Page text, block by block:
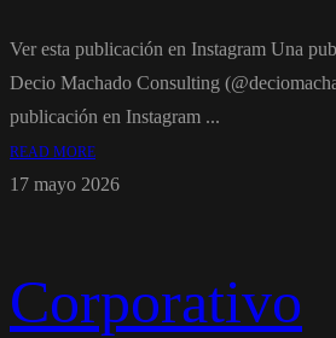
Ver esta publicación en Instagram Una
Decio Machado Consulting
publicación en Instagram ...
READ MORE
17 mayo 2026
Corporativo